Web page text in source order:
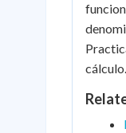
cálculo.